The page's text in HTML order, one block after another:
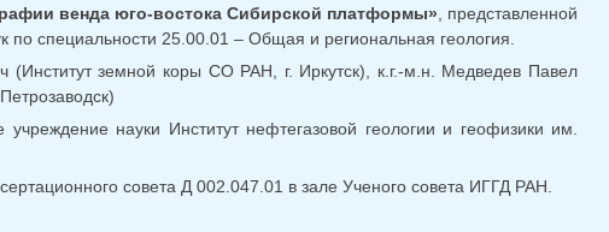
венда юго-востока Сибирской платформы», представленной
по специальности 25.00.01 – Общая и региональная геология.
(Институт земной коры СО РАН, г. Иркутск), к.г.-м.н. Медведев Павел
науки Институт нефтегазовой геологии и геофизики им.
совета Д 002.047.01 в зале Ученого совета ИГГД РАН.